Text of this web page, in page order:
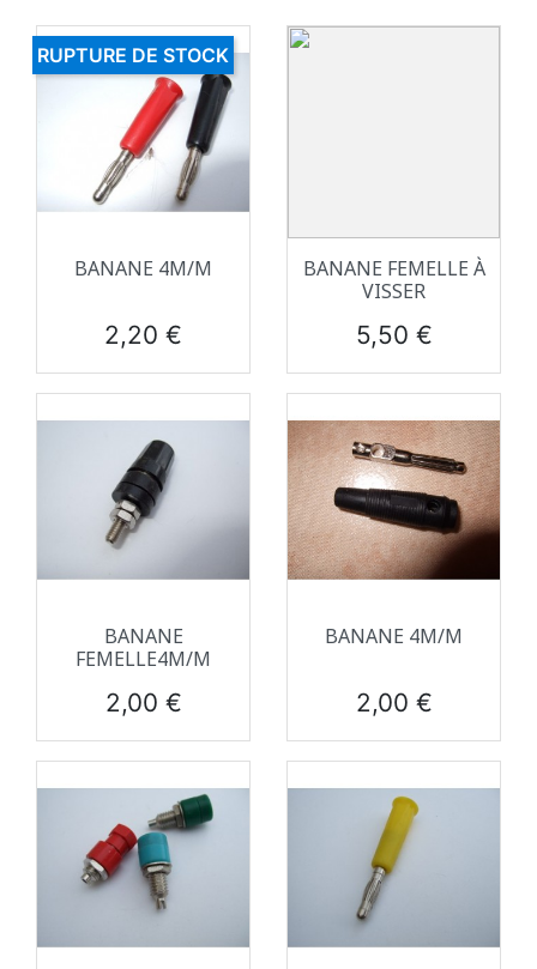
BANANE 4M/M
Prix
2,20 €
RUPTURE DE STOCK
BANANE FEMELLE À
VISSER
Prix
5,50 €
BANANE
FEMELLE4M/M
Prix
2,00 €
BANANE 4M/M
Prix
2,00 €